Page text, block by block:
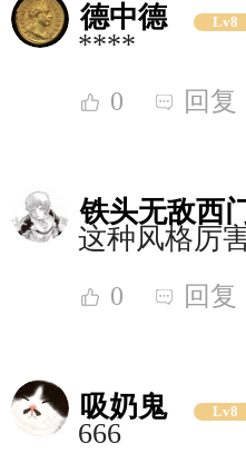
德中德 Lv8
****
0 回复
铁头无敌西
这种风格厉
0 回复
吸奶鬼 Lv8
666